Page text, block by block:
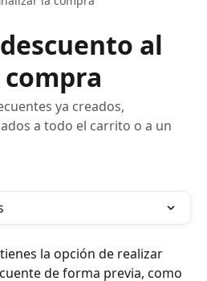
al
ya creados,
a todo el carrito o a un
la opción de realizar
de forma previa, como